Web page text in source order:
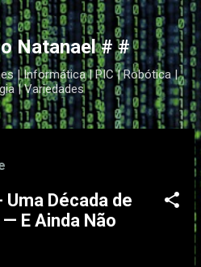
conteúdo principal
Natanael # #
| Informática | PIC | Robótica |
| Variedades
Década de
E Ainda Não